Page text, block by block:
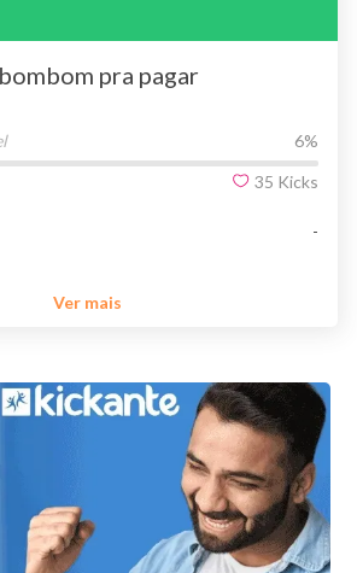
pra pagar
6%
35 Kicks
-
Ver mais